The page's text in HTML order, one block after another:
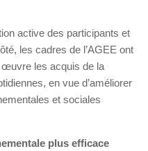
active des participants et
les cadres de l’AGEE ont
les acquis de la
en vue d’améliorer
et sociales
plus efficace